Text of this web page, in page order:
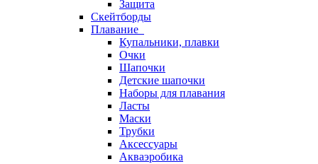
Защита
Скейтборды
Плавание
Купальники, плавки
Очки
Шапочки
Детские шапочки
Наборы для плавания
Ласты
Маски
Трубки
Аксессуары
Акваэробика